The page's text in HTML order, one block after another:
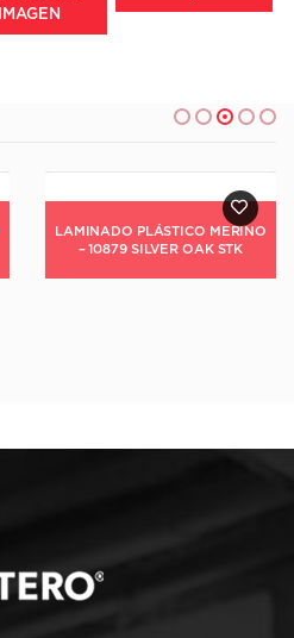
IMAGEN
LAMINADO PLÁSTICO MERINO
– 10879 SILVER OAK STK